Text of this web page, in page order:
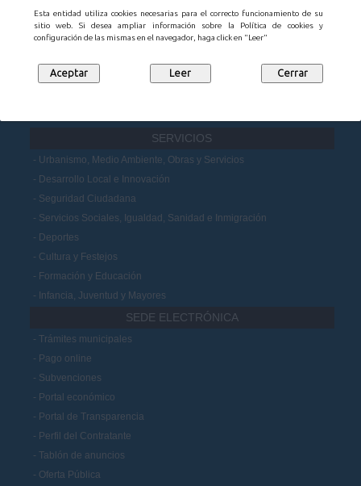
Esta entidad utiliza cookies necesarias para el correcto funcionamiento de su
sitio web. Si desea ampliar información sobre la Política de cookies y
configuración de las mismas en el navegador, haga click en "Leer"
MUNICIPIO
Noticias
Mapa Empresarial
SERVICIOS
Urbanismo, Medio Ambiente, Obras y Servicios
Desarrollo Local e Innovación
Seguridad Ciudadana
Servicios Sociales, Igualdad, Sanidad e Inmigración
Deportes
Cultura y Festejos
Formación y Educación
Infancia, Juventud y Mayores
SEDE ELECTRÓNICA
Trámites municipales
Pago online
Subvenciones
Portal económico
Portal de Transparencia
Perfil del Contratante
Tablón de anuncios
Oferta Pública